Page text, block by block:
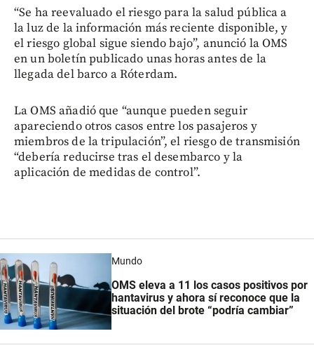
“Se ha reevaluado el riesgo para la salud pública a
la luz de la información más reciente disponible, y
el riesgo global sigue siendo bajo”, anunció la OMS
en un boletín publicado unas horas antes de la
llegada del barco a Róterdam.
La OMS añadió que “aunque pueden seguir
apareciendo otros casos entre los pasajeros y
miembros de la tripulación”, el riesgo de transmisión
“debería reducirse tras el desembarco y la
aplicación de medidas de control”.
Mundo
OMS eleva a 11 los casos positivos por
hantavirus y ahora sí reconoce que la
situación del brote “podría cambiar”